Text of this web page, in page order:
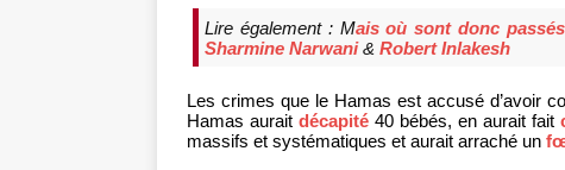
Lire également : Mais où sont donc
Sharmine Narwani& Robert Inlakesh
Les crimes que le Hamas est accusé d’avoir
Hamas auraitdécapité 40 bébés, en aurait fait
massifs et systématiques et aurait arraché un